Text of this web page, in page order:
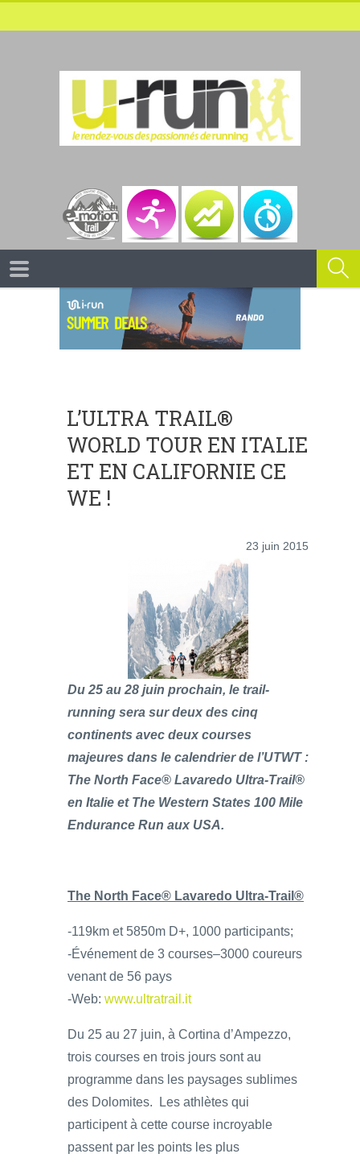
L’ULTRA TRAIL®
WORLD TOUR EN ITALIE
ET EN CALIFORNIE CE
WE !
23 juin 2015
Du 25 au 28 juin prochain, le trail-
running sera sur deux des cinq
continents avec deux courses
majeures dans le calendrier de l’UTWT :
The North Face® Lavaredo Ultra-Trail®
en Italie et The Western States 100 Mile
Endurance Run aux USA.
The North Face® Lavaredo Ultra-Trail®
-119km et 5850m D+, 1000 participants;
-Événement de 3 courses–3000 coureurs
venant de 56 pays
-Web: www.ultratrail.it
Du 25 au 27 juin, à Cortina d’Ampezzo,
trois courses en trois jours sont au
programme dans les paysages sublimes
des Dolomites. Les athlètes qui
participent à cette course incroyable
passent par les points les plus